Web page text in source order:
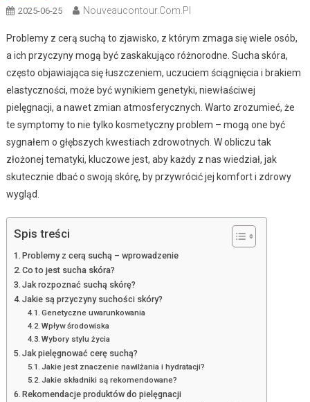
2025-06-25 Nouveaucontour.com.pl
Problemy z cerą suchą to zjawisko, z którym zmaga się wiele osób,
a ich przyczyny mogą być zaskakująco różnorodne. Sucha skóra,
często objawiająca się łuszczeniem, uczuciem ściągnięcia i brakiem
elastyczności, może być wynikiem genetyki, niewłaściwej
pielęgnacji, a nawet zmian atmosferycznych. Warto zrozumieć, że
te symptomy to nie tylko kosmetyczny problem – mogą one być
sygnałem o głębszych kwestiach zdrowotnych. W obliczu tak
złożonej tematyki, kluczowe jest, aby każdy z nas wiedział, jak
skutecznie dbać o swoją skórę, by przywrócić jej komfort i zdrowy
wygląd.
Spis treści
Problemy z cerą suchą – wprowadzenie
Co to jest sucha skóra?
Jak rozpoznać suchą skórę?
Jakie są przyczyny suchości skóry?
Genetyczne uwarunkowania
Wpływ środowiska
Wybory stylu życia
Jak pielęgnować cerę suchą?
Jakie jest znaczenie nawilżania i hydratacji?
Jakie składniki są rekomendowane?
Rekomendacje produktów do pielęgnacji